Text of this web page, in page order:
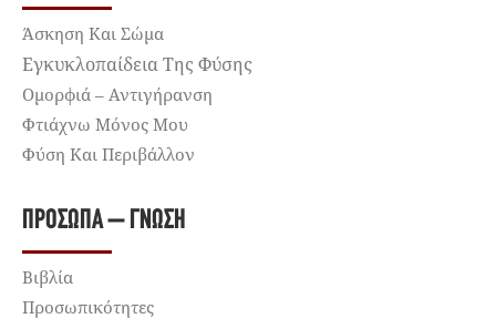
Άσκηση Και Σώμα
Εγκυκλοπαίδεια Της Φύσης
Ομορφιά – Αντιγήρανση
Φτιάχνω Μόνος Μου
Φύση Και Περιβάλλον
ΠΡΌΣΩΠΑ – ΓΝΏΣΗ
Βιβλία
Προσωπικότητες